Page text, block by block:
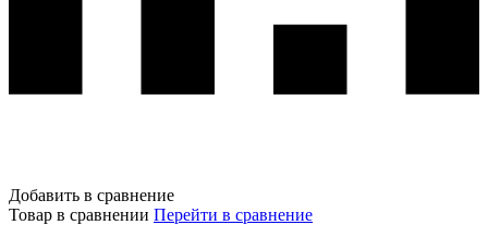
Добавить в сравнение
Товар в сравнении Перейти в сравнение